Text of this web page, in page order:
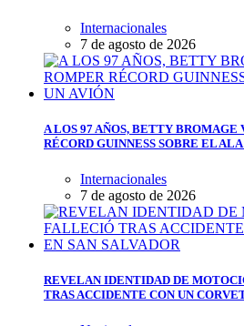
Internacionales
7 de agosto de 2026
A LOS 97 AÑOS, BETTY BROMAGE
RÉCORD GUINNESS SOBRE EL
Internacionales
7 de agosto de 2026
REVELAN IDENTIDAD DE
TRAS ACCIDENTE CON UN